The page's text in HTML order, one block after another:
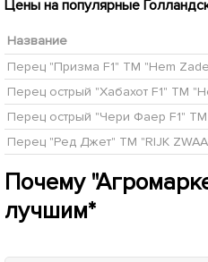
1
Нет в наличии 46082
Перец "Корина F1 (Капи F1) "
44грн